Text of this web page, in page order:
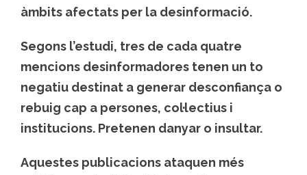
àmbits afectats per la desinformació.
Segons l’estudi, tres de cada quatre
mencions desinformadores tenen un to
negatiu destinat a generar desconfiança o
rebuig cap a persones, col·lectius i
institucions. Pretenen danyar o insultar.
Aquestes publicacions ataquen més